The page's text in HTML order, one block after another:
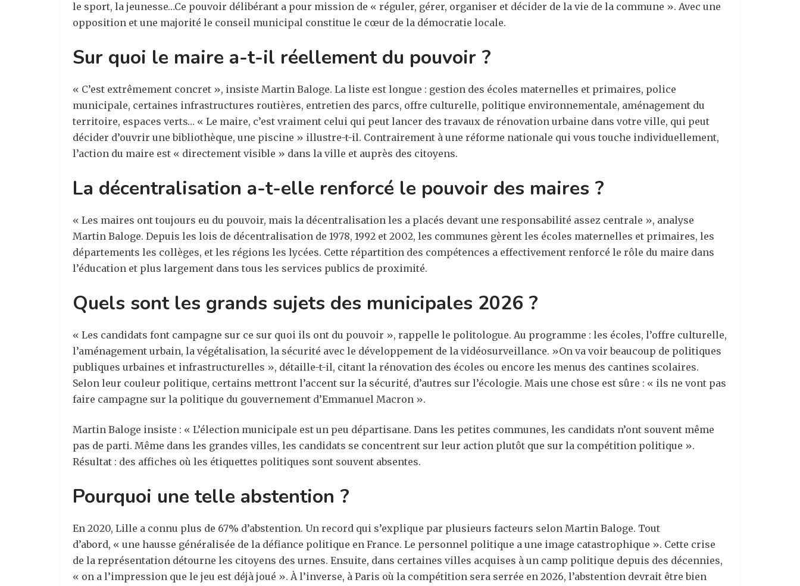
le sport, la jeunesse…Ce pouvoir délibérant a pour mission de « réguler, gérer, organiser et décider de la vie de la commune ». Avec une
opposition et une majorité le conseil municipal constitue le cœur de la démocratie locale.
Sur quoi le maire a-t-il réellement du pouvoir ?
« C’est extrêmement concret », insiste Martin Baloge. La liste est longue : gestion des écoles maternelles et primaires, police
municipale, certaines infrastructures routières, entretien des parcs, offre culturelle, politique environnementale, aménagement du
territoire, espaces verts… « Le maire, c’est vraiment celui qui peut lancer des travaux de rénovation urbaine dans votre ville, qui peut
décider d’ouvrir une bibliothèque, une piscine » illustre-t-il. Contrairement à une réforme nationale qui vous touche individuellement,
l’action du maire est « directement visible » dans la ville et auprès des citoyens.
La décentralisation a-t-elle renforcé le pouvoir des maires ?
« Les maires ont toujours eu du pouvoir, mais la décentralisation les a placés devant une responsabilité assez centrale », analyse
Martin Baloge. Depuis les lois de décentralisation de 1978, 1992 et 2002, les communes gèrent les écoles maternelles et primaires, les
départements les collèges, et les régions les lycées. Cette répartition des compétences a effectivement renforcé le rôle du maire dans
l’éducation et plus largement dans tous les services publics de proximité.
Quels sont les grands sujets des municipales 2026 ?
« Les candidats font campagne sur ce sur quoi ils ont du pouvoir », rappelle le politologue. Au programme : les écoles, l’offre culturelle,
l’aménagement urbain, la végétalisation, la sécurité avec le développement de la vidéosurveillance. »On va voir beaucoup de politiques
publiques urbaines et infrastructurelles », détaille-t-il, citant la rénovation des écoles ou encore les menus des cantines scolaires.
Selon leur couleur politique, certains mettront l’accent sur la sécurité, d’autres sur l’écologie. Mais une chose est sûre : « ils ne vont pas
faire campagne sur la politique du gouvernement d’Emmanuel Macron ».
Martin Baloge insiste : « L’élection municipale est un peu départisane. Dans les petites communes, les candidats n’ont souvent même
pas de parti. Même dans les grandes villes, les candidats se concentrent sur leur action plutôt que sur la compétition politique ».
Résultat : des affiches où les étiquettes politiques sont souvent absentes.
Pourquoi une telle abstention ?
En 2020, Lille a connu plus de 67% d’abstention. Un record qui s’explique par plusieurs facteurs selon Martin Baloge. Tout
d’abord, « une hausse généralisée de la défiance politique en France. Le personnel politique a une image catastrophique ». Cette crise
de la représentation détourne les citoyens des urnes. Ensuite, dans certaines villes acquises à un camp politique depuis des décennies,
« on a l’impression que le jeu est déjà joué ». À l’inverse, à Paris où la compétition sera serrée en 2026, l’abstention devrait être bien